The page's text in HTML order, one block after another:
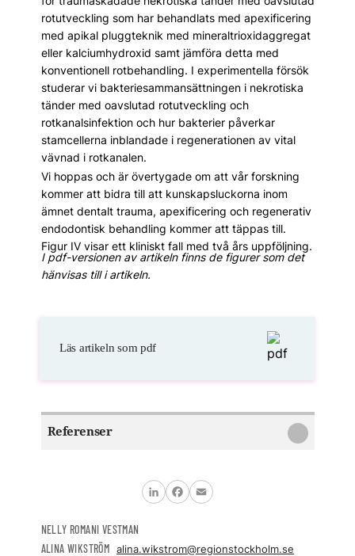
rotutveckling som har behandlats med apexificering
med apikal pluggteknik med mineraltrioxidaggregat
eller kalciumhydroxid samt jämföra detta med
konventionell rotbehandling. I experimentella försök
studerar vi bakteriesammansättningen i nekrotiska
tänder med oavslutad rotutveckling och
rotkanalsinfektion och hur bakterier påverkar
stamcellerna inblandade i regenerationen av vital
vävnad i rotkanalen.
Vi hoppas och är övertygade om att vår forskning
kommer att bidra till att kunskapsluckorna inom
ämnet dentalt trauma, apexificering och regenerativ
endodontisk behandling kommer att täppas till.
Figur IV visar ett kliniskt fall med två års uppföljning.
I pdf-versionen av artikeln finns de figurer som det
hänvisas till i artikeln.
Läs artikeln som pdf
Referenser
LinkedInFacebook
Email
NELLY ROMANI VESTMAN
ALINA WIKSTRÖM alina.wikstrom@regionstockholm.se